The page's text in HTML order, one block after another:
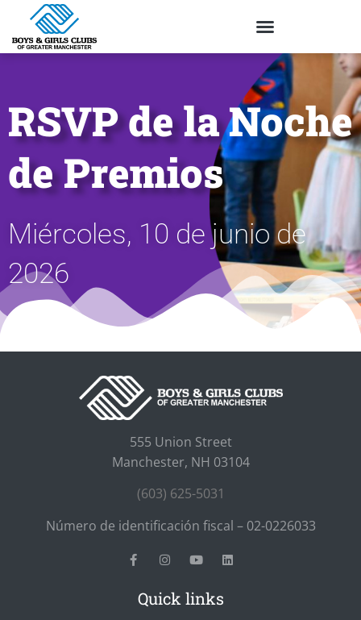
RSVP de la Noche
de Premios
Miércoles, 10 de junio de
2026
555 Union Street
Manchester, NH 03104
(603) 625-5031
Número de identificación fiscal – 02-0226033
Quick links